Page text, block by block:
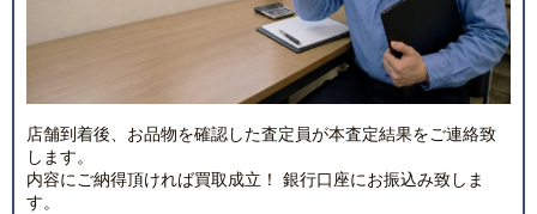
店舗到着後、お品物を確認した査定員が本査定結果をご連絡致
します。
内容にご納得頂ければ買取成立！ 銀行口座にお振込み致しま
す。